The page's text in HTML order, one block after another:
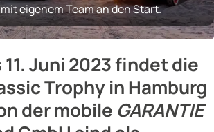
eigenem Team an den Start.
Juni 2023 findet die
Trophy in Hamburg
dermobile GARANTIE